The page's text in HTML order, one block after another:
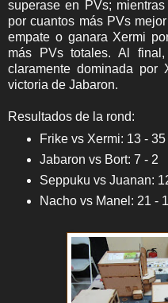
superase en PVs;
por cuantos más PVs
empate o ganara Xermi
más PVs totales. Al
claramente dominada
victoria de Jabaron.
Resultados de la rond:
Frike vs Xermi: 13 - 35
Jabaron vs Bort: 7 - 2
Seppuku vs Juanan:
Nacho vs Manel: 21 -